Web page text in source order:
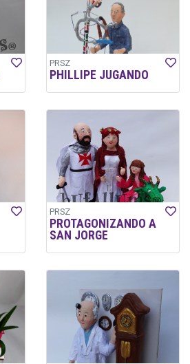
PRSZ
PHILLIPE JUGANDO
PRSZ
PROTAGONIZANDO A
SAN JORGE